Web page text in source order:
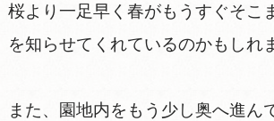
桜より一足早く春がもうすぐそこ
を知らせてくれているのかもしれ
また、園地内をもう少し奥へ進ん